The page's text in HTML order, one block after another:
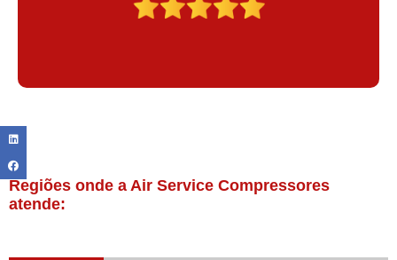
Regiões onde a Air Service Compressores
atende: